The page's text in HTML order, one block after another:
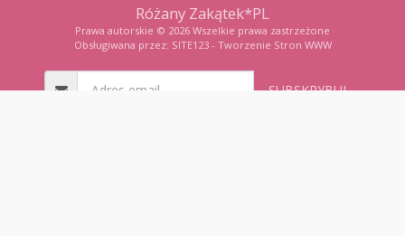
Różany Zakątek*PL
Prawa autorskie © 2026 Wszelkie prawa zastrzeżone
Obsługiwana przez: SITE123- Tworzenie Stron WWW
SUBSKRYBUJ